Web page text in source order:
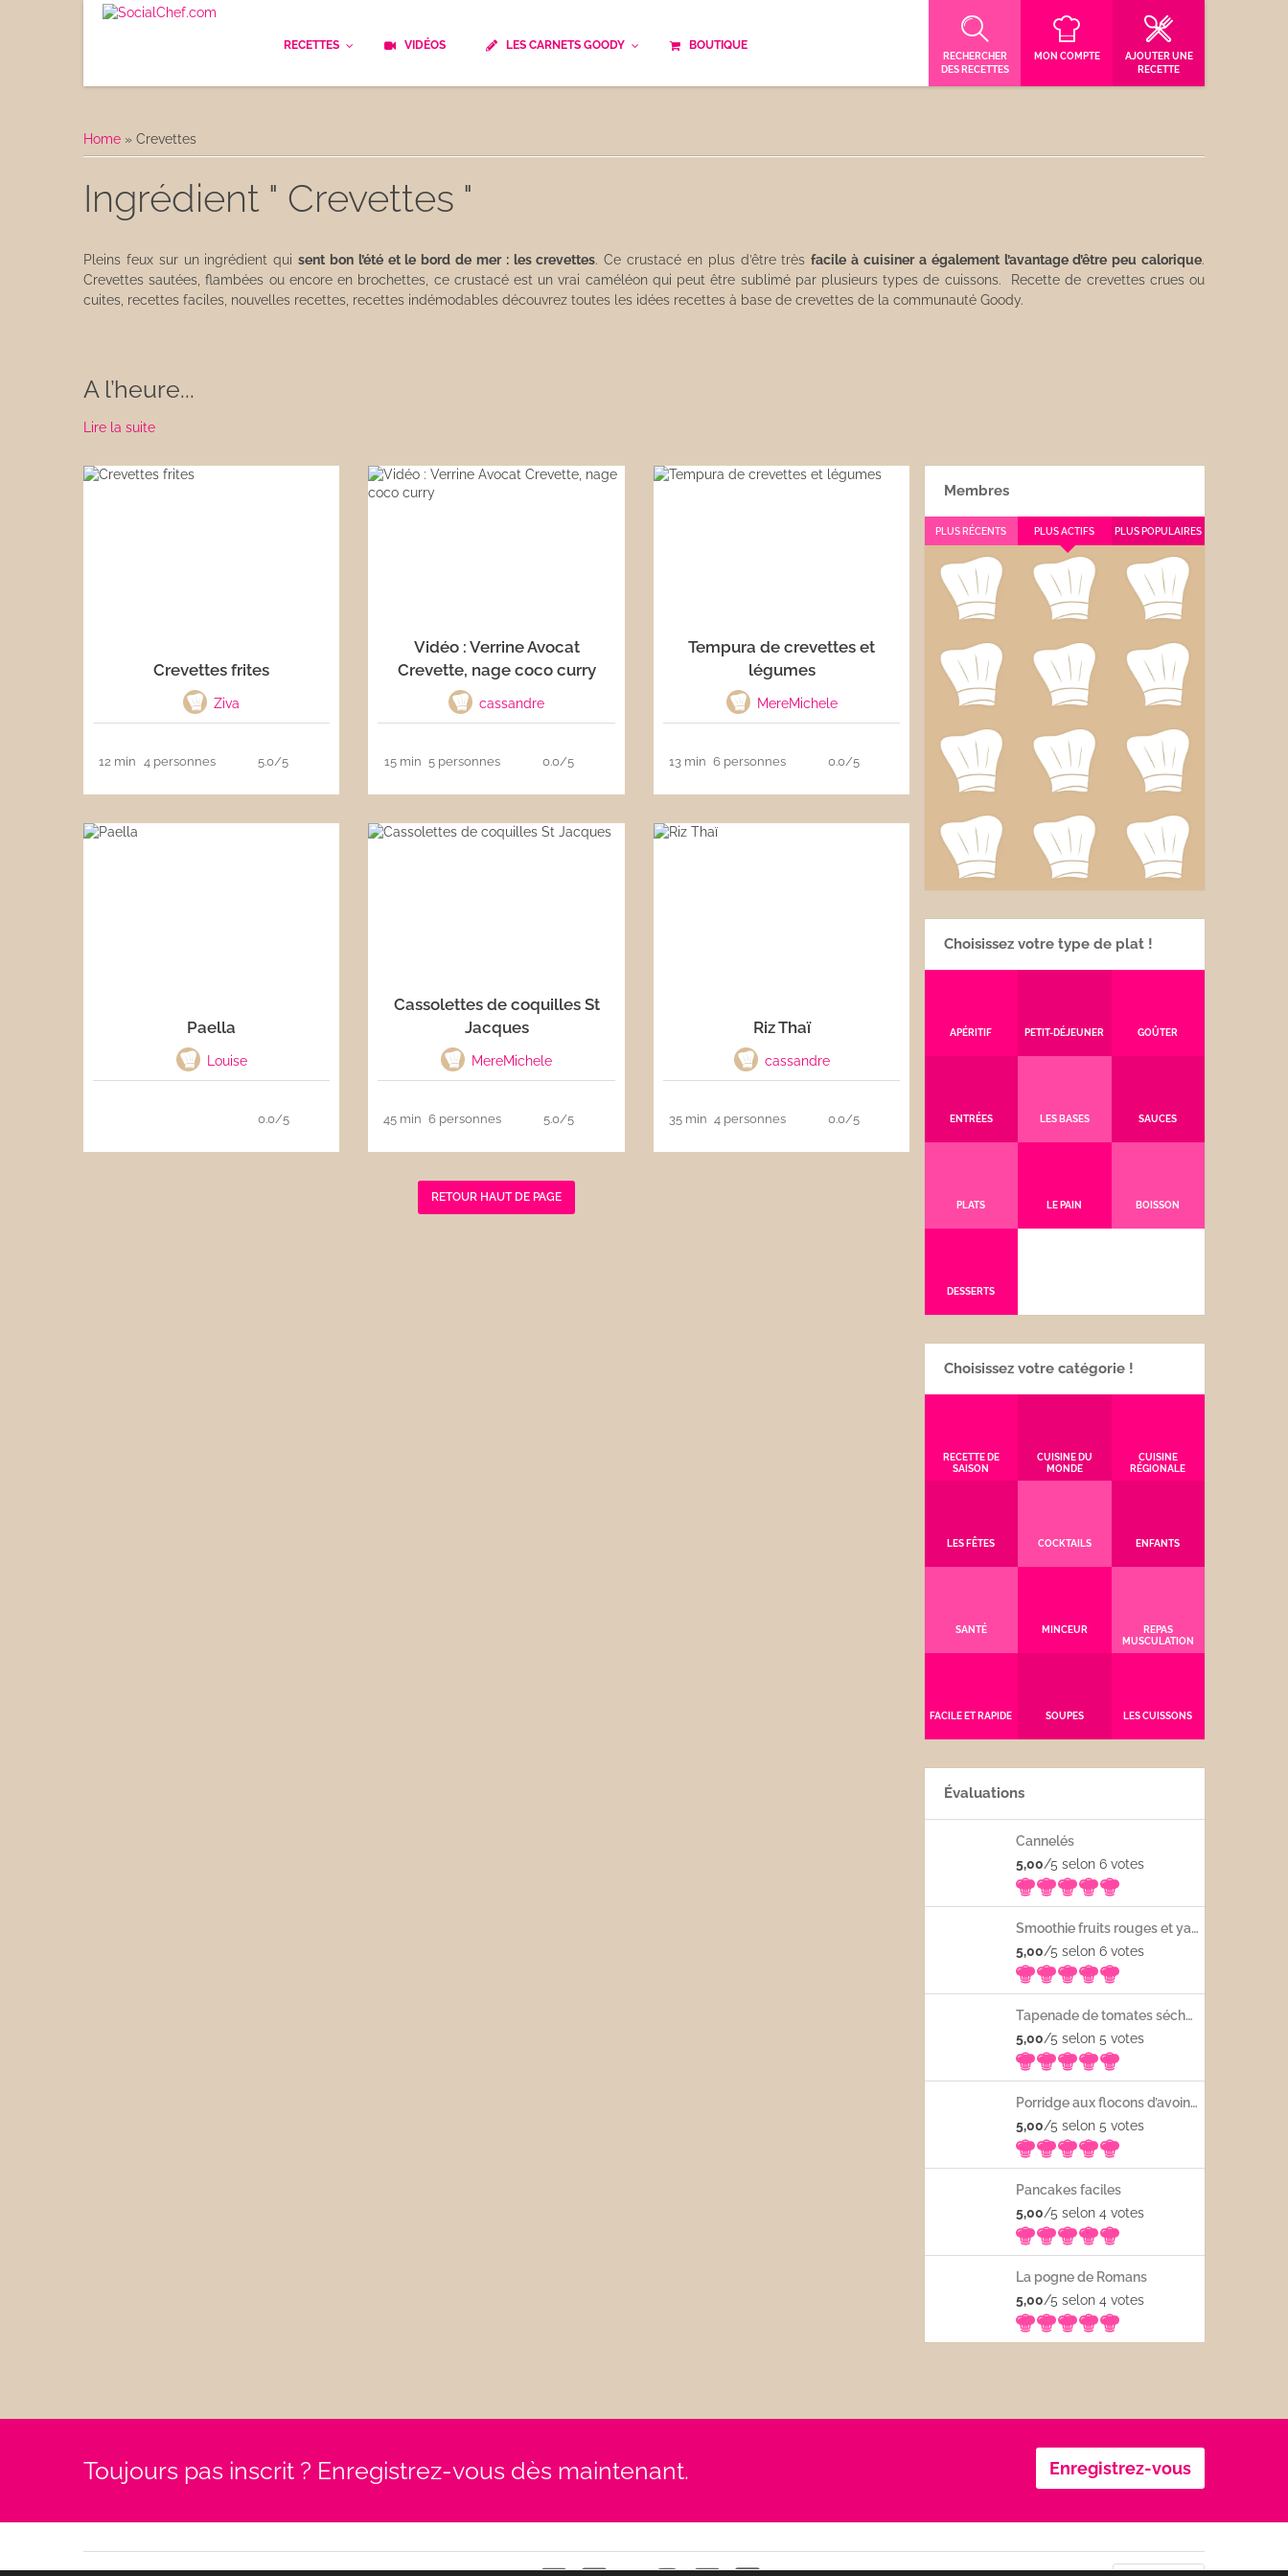
RECETTES
Le Pain
Apéritifs
Les sauces
Cuisine française traditionnelle
Enfants
Facile et rapide
Robots multifonctions
Healthy
VIDÉOS LES CARNETS GOODY
Spécialité culinaire
BOUTIQUE
RECHERCHER
DES RECETTES
MON COMPTE
AJOUTER UNE
RECETTE
Home » Crevettes
Ingrédient " Crevettes "
Pleins feux sur un ingrédient quisent bon l’été et le bord de mer : les crevettes. Ce crustacé en plus d’être trèsfacile à cuisiner a également l’avantage d’être peu calorique.
Crevettes sautées, flambées ou encore en brochettes, ce crustacé est un vrai caméléon qui peut être sublimé par plusieurs types de cuissons. Recette de crevettes crues ou
cuites, recettes faciles, nouvelles recettes, recettes indémodables découvrez toutes les idées recettes à base de crevettes de la communauté Goody.
A l’heure...
Lire la suite
Crevettes frites
Ziva
12 min 4 personnes 5.0/5
Vidéo : Verrine Avocat
Crevette, nage coco curry
cassandre
15 min 5 personnes 0.0/5
Tempura de crevettes et
légumes
MereMichele
13 min 6 personnes 0.0/5
Paella
Louise
0.0/5
Cassolettes de coquilles St
Jacques
MereMichele
45 min 6 personnes 5.0/5
Riz Thaï
cassandre
35 min 4 personnes 0.0/5
RETOUR HAUT DE PAGE
Membres
PLUS RÉCENTS PLUS ACTIFS PLUS POPULAIRES
Choisissez votre type de plat !
APÉRITIF PETIT-DÉJEUNER GOÛTER
ENTRÉES LES BASES SAUCES
PLATS LE PAIN BOISSON
DESSERTS
Choisissez votre catégorie !
RECETTE DE
SAISON
CUISINE DU
MONDE
CUISINE
RÉGIONALE
LES FÊTES COCKTAILS ENFANTS
SANTÉ MINCEUR
REPAS
MUSCULATION
FACILE ET RAPIDE SOUPES LES CUISSONS
Évaluations
Cannelés
5,00/5 selon 6 votes
Smoothie fruits rouges et yaourt
5,00/5 selon 6 votes
Tapenade de tomates séchées
5,00/5 selon 5 votes
Porridge aux flocons d’avoine avec les fruits frais
5,00/5 selon 5 votes
Pancakes faciles
5,00/5 selon 4 votes
La pogne de Romans
5,00/5 selon 4 votes
Enregistrez-vous
Toujours pas inscrit ? Enregistrez-vous dès maintenant.